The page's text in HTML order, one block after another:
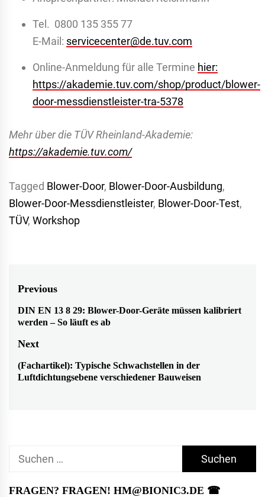
Tel. 0800 135 355 77
E-Mail: servicecenter@de.tuv.com
Online-Anmeldung für alle Termine hier:
https://akademie.tuv.com/shop/product/blower-
door-messdienstleister-tra-5378
Mehr über die TÜV Rheinland-Akademie:
https://akademie.tuv.com/
Tagged Blower-Door, Blower-Door-Ausbildung,
Blower-Door-Messdienstleister, Blower-Door-Test,
TÜV, Workshop
Beitragsnavigation
Previous
Previous
DIN EN 13 8 29: Blower-Door-Geräte müssen kalibriert
werden – So läuft es ab
Next
Next
(Fachartikel): Typische Schwachstellen in der
Luftdichtungsebene verschiedener Bauweisen
Suchen
FRAGEN? FRAGEN! HM@BIONIC3.DE ☎︎